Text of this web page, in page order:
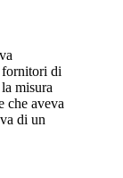
fornitori di
misura
che aveva
di un